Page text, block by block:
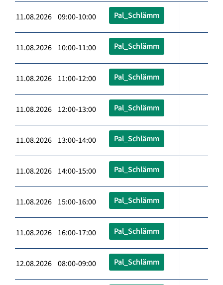
11.08.2026 09:00-10:00 Pal_Schlämm
11.08.2026 10:00-11:00 Pal_Schlämm
11.08.2026 11:00-12:00 Pal_Schlämm
11.08.2026 12:00-13:00 Pal_Schlämm
11.08.2026 13:00-14:00 Pal_Schlämm
11.08.2026 14:00-15:00 Pal_Schlämm
11.08.2026 15:00-16:00 Pal_Schlämm
11.08.2026 16:00-17:00 Pal_Schlämm
12.08.2026 08:00-09:00 Pal_Schlämm